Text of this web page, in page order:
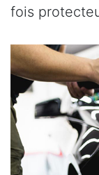
fois